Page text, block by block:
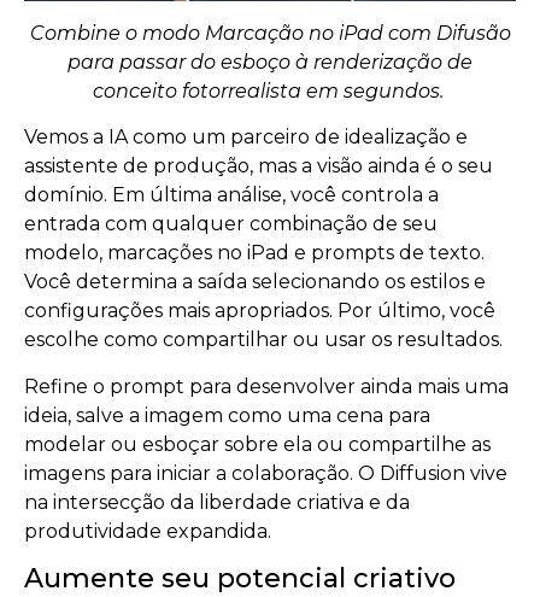
Combine o modo Marcação no iPad com Difusão
para passar do esboço à renderização de
conceito fotorrealista em segundos.
Vemos a IA como um parceiro de idealização e
assistente de produção, mas a visão ainda é o seu
domínio. Em última análise, você controla a
entrada com qualquer combinação de seu
modelo, marcações no iPad e prompts de texto.
Você determina a saída selecionando os estilos e
configurações mais apropriados. Por último, você
escolhe como compartilhar ou usar os resultados.
Refine o prompt para desenvolver ainda mais uma
ideia, salve a imagem como uma cena para
modelar ou esboçar sobre ela ou compartilhe as
imagens para iniciar a colaboração. O Diffusion vive
na intersecção da liberdade criativa e da
produtividade expandida.
Aumente seu potencial criativo